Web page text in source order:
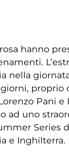
hanno
nella
proprio
Pani e
ad uno
Series
e Inghilterra.